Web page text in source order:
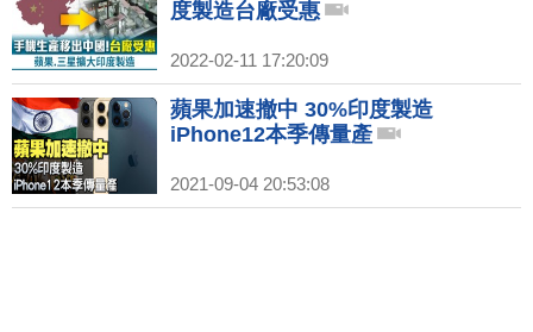
度製造台廠受惠
2022-02-11 17:20:09
蘋果加速撤中 30%印度製造
iPhone12本季傳量產
2021-09-04 20:53:08